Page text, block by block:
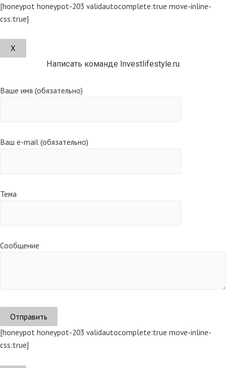
[honeypot honeypot-203 validautocomplete:true move-inline-
css:true]
Х
Написать команде Investlifestyle.ru
Ваше имя (обязательно)
Ваш e-mail (обязательно)
Тема
Сообщение
[honeypot honeypot-203 validautocomplete:true move-inline-
css:true]